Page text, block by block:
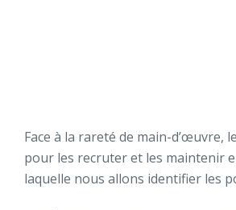
Face à la rareté de main-
pour les recruter et les maintenir
laquelle nous allons identifier les